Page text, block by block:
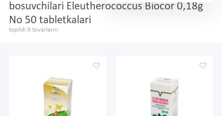
bosuvchilari Eleutherococcus Biocor 0,18g
No 50 tabletkalari
topildi 9 tovarlarni